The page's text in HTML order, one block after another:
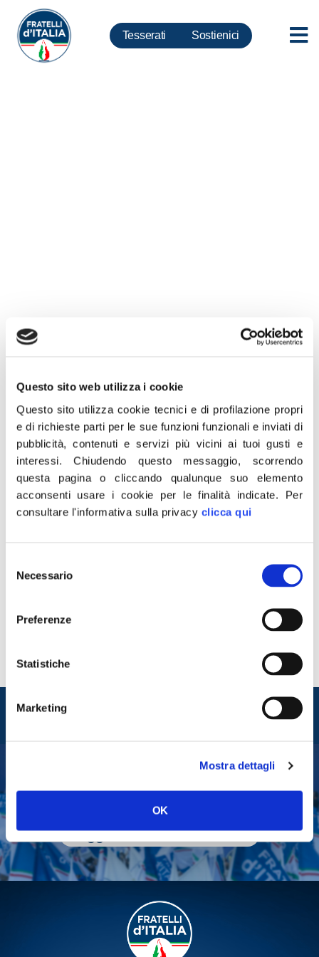
Questo sito web utilizza i cookie
Questo sito utilizza cookie tecnici e di profilazione propri
e di richieste parti per le sue funzioni funzionali e inviati di
pubblicità, contenuti e servizi più vicini ai tuoi gusti e
interessi.Chiudendo questo messaggio, scorrendo
questa pagina o cliccando qualunque suo elemento
acconsenti usare i cookie per le finalità indicate. Per
consultare l'informativa sulla privacy clicca qui
delNecessario
Preferenze
Statistiche
Marketing
Mostra dettagli
OK
Tesserati Sostienici
“L’attentatore di Nizza, il tunisino Brahim Aoussaoui, sarebbe
sbarcato in Italia su un barchino insieme ad altri 20 connazionali. Il
ministro dell’Interno Lamorgese sa dirci dove si trovano i 20
connazionali e sa quanti di questi sono dei fanatici tagliagole
islamisti? Quanti altri terroristi e criminali sono stati accolti a
braccia aperte da questo governo?”.
CONDIVIDI
Tesserati
Fai una donazione
Leggi la Gazzetta Tricolore